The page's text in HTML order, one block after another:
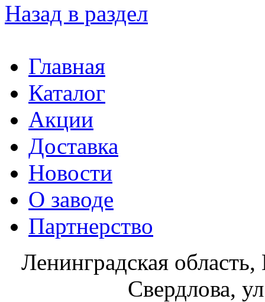
Назад в раздел
Главная
Каталог
Акции
Доставка
Новости
О заводе
Партнерство
Ленинградская
Свердлова,